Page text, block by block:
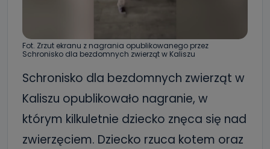
Fot. Zrzut ekranu z nagrania opublikowanego przez
Schronisko dla bezdomnych zwierząt w Kaliszu
Schronisko dla bezdomnych zwierząt w
Kaliszu opublikowało nagranie, w
którym kilkuletnie dziecko znęca się nad
zwierzęciem. Dziecko rzuca kotem oraz